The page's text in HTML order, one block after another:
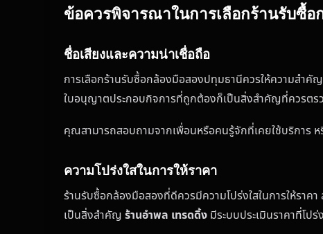
ข้อควรพิจารณาในการเลือกร้านรับซื้อ
ชื่อเสียงและความน่าเชื่อถือ
การเลือกร้านรับซื้อกล้องมือสองปทุมธานีควรให้ความสำคั
ใบอนุญาตประกอบกิจการที่ถูกต้องก็เป็นสิ่งสำคัญที่ควรตร
คุณสามารถสอบถามจากเพื่อนหรือคนรู้จักที่เคยใช้บริการ
ความโปร่งใสในการให้ราคา
ร้านรับซื้อกล้องมือสองที่ดีควรมีความโปร่งใสในการให้ราค
เป็นสิ่งสำคัญ ร้านอำพล เทรดดิ้ง มีระบบประเมินราคาที่โป